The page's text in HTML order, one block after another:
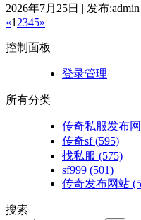
2026年7月25日 | 发布
«1 2345»
控制面板
登录管理
所有分类
传奇私服发布网
传奇sf(595)
找私服 (575)
sf999 (501)
传奇发布网站
搜索